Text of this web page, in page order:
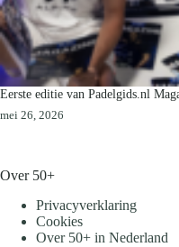
Eerste editie van Padelgids.nl
mei 26, 2026
Over 50+
Privacyverklaring
Cookies
Over 50+ in Nederland